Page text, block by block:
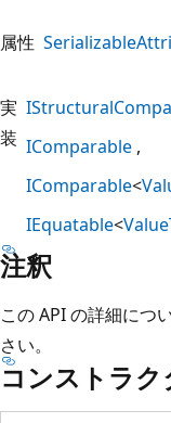
属性
実
装 IComparable
IComparable<
IEquatable<
注釈
この API の詳細につ
さい。
コンストラク